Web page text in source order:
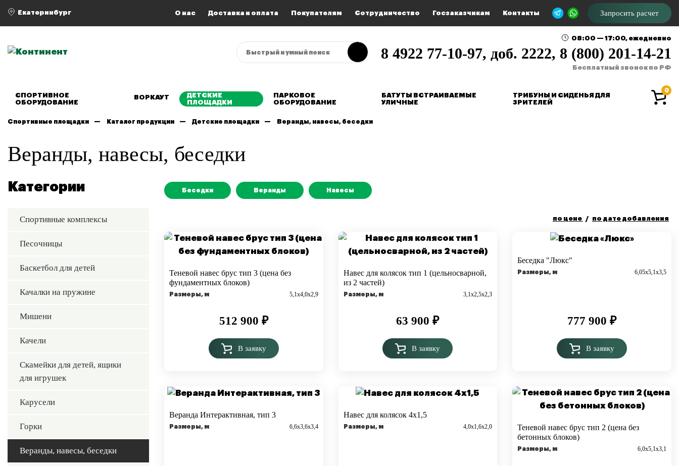
Екатеринбург О нас Доставка и оплата Покупателям Сотрудничество Госзаказчикам Контакты Запросить расчет
08:00 — 17:00, ежедневно
8 4922 77-10-97, доб. 2222, 8 (800) 201-14-21
Бесплатный звонок по РФ
СПОРТИВНОЕ
ОБОРУДОВАНИЕ
ВОРКАУТ
ДЕТСКИЕ
ПЛОЩАДКИ
ПАРКОВОЕ
ОБОРУДОВАНИЕ
БАТУТЫ ВСТРАИВАЕМЫЕ
УЛИЧНЫЕ
ТРИБУНЫ И СИДЕНЬЯ ДЛЯ
ЗРИТЕЛЕЙ
0
Спортивные площадки Каталог продукции Детские площадки Веранды, навесы, беседки
Веранды, навесы, беседки
Категории
Спортивные комплексы
Песочницы
Баскетбол для детей
Качалки на пружине
Мишени
Качели
Скамейки для детей, ящики
для игрушек
Карусели
Горки
Веранды, навесы, беседки
Беседки Веранды Навесы
по цене / по дате добавления
Теневой навес брус тип 3 (цена без
фундаментных блоков)
Размеры, м 5,1х4,0х2,9
512 900 ₽
В заявку
Навес для колясок тип 1 (цельносварной,
из 2 частей)
Размеры, м 3,1х2,5х2,3
63 900 ₽
В заявку
Беседка "Люкс"
Размеры, м 6,05х5,1х3,5
777 900 ₽
В заявку
Веранда Интерактивная, тип 3
Размеры, м 6,6х3,6х3,4
Навес для колясок 4х1,5
Размеры, м 4,0х1,6х2,0
Теневой навес брус тип 2 (цена без
бетонных блоков)
Размеры, м 6,0х5,1х3,1